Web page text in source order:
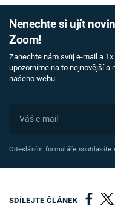
Nenechte si ujít
Zoom!
Zanechte nám svůj e-mail a 1x
upozorníme na to nejnovější a
našeho webu.
Odesláním formuláře souhlasíte
SDÍLEJTE ČLÁNEK